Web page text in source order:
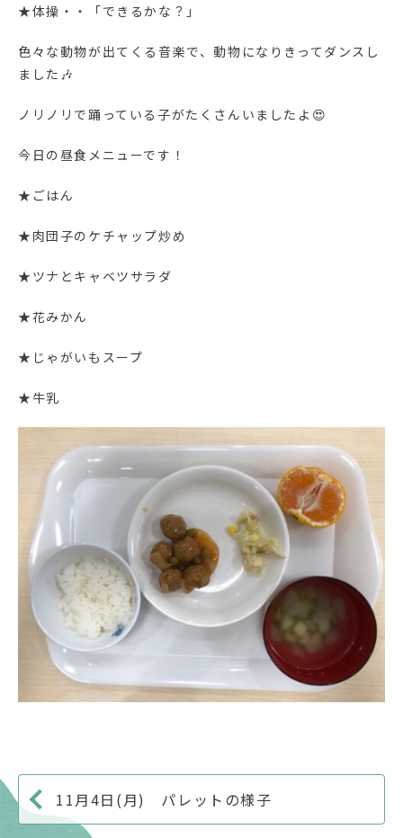
★体操・・「できるかな？」
色々な動物が出てくる音楽で、動物になりきってダンスし
ました🎶
ノリノリで踊っている子がたくさんいましたよ😍
今日の昼食メニューです！
★ごはん
★肉団子のケチャップ炒め
★ツナとキャベツサラダ
★花みかん
★じゃがいもスープ
★牛乳
11月4日(月) パレットの様子